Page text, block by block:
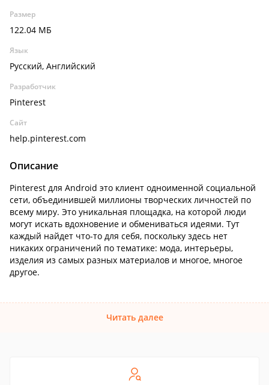
Размер
122.04 МБ
Язык
Русский, Английский
Разработчик
Pinterest
Сайт
help.pinterest.com
Описание
Pinterest для Android это клиент одноименной социальной
сети, объединившей миллионы творческих личностей по
всему миру. Это уникальная площадка, на которой люди
могут искать вдохновение и обмениваться идеями. Тут
каждый найдет что-то для себя, поскольку здесь нет
никаких ограничений по тематике: мода, интерьеры,
изделия из самых разных материалов и многое, многое
другое.
Читать далее